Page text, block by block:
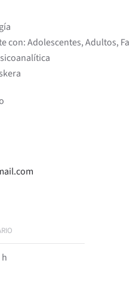
con: Adolescentes, Adultos,